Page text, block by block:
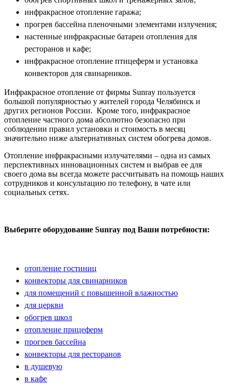
инфракрасное отопление гаража;
прогрев бассейна пленочными элементами излучения;
настенные инфракрасные батареи отопления для
ресторанов и кафе;
инфракрасное отопление птицеферм и установка
конвекторов для свинарников.
Инфракрасное отопление от фирмы Sunray пользуется
большой популярностью у жителей города Челябинск и
других регионов России. Кроме того, инфракрасное
отопление частного дома абсолютно безопасно при
соблюдении правил установки и стоимость в месяц
значительно ниже альтернативных систем обогрева домов.
Отопление инфракрасными излучателями – одна из самых
перспективных инновационных систем и выбрав ее для
своего дома вы всегда можете рассчитывать на помощь наших
сотрудников и консультацию по телефону, в чате или
социальных сетях.
Выберите оборудование Sunray под Ваши потребности:
отопление гостиниц
конвекторы для свинарников
для помещений с повышенной влажностью
для церкви
обогрев школ
отопление прицеферм
прогрев бассейна
конвекторы для ресторанов
в душевую
в кафе